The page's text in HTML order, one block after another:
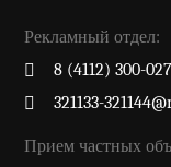
Рекламный отдел:
8 (4112) 300-027
321133-
Прием частных